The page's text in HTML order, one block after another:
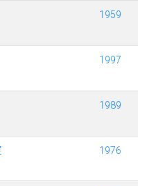
1959
1997
1989
1976